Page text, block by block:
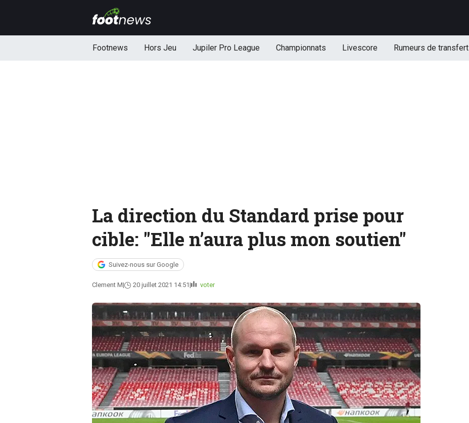
Footnews Hors Jeu Jupiler Pro League Championnats Livescore Rumeurs de transfert
La direction du Standard prise pour
cible: "Elle n’aura plus mon soutien"
Suivez-nous sur Google
Clement M 20 juillet 2021 14:51 voter